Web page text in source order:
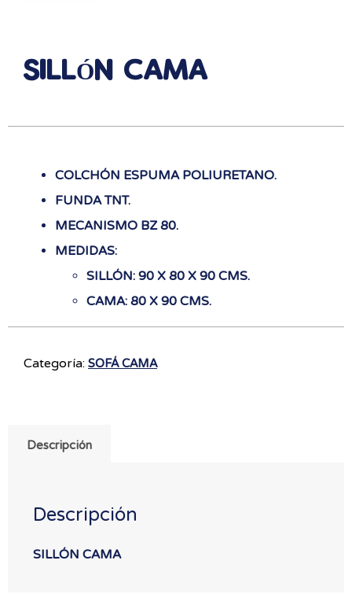
SILLÓN CAMA
COLCHÓN ESPUMA POLIURETANO.
FUNDA TNT.
MECANISMO BZ 80.
MEDIDAS:
SILLÓN: 90 X 80 X 90 CMS.
CAMA: 80 X 90 CMS.
Categoría: SOFÁ CAMA
Descripción
Descripción
SILLÓN CAMA